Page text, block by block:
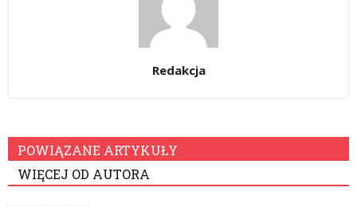
Redakcja
POWIĄZANE ARTYKUŁY
WIĘCEJ OD AUTORA